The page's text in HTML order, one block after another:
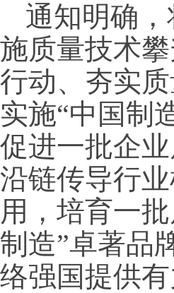
通知明确
施质量技术
行动、夯实
实施“中国制
促进一批企
沿链传导行
用，培育一
制造”卓著品
络强国提供有